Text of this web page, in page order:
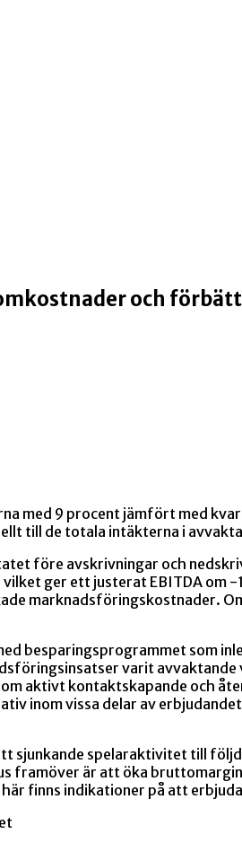
och
med 9 procent jämfört med
till de totala intäkterna i
före avskrivningar och
vilket ger ett justerat EBITDA
marknadsföringskostnader.
besparingsprogrammet som
varit
aktivt kontaktskapande och
inom vissa delar av
sjunkande spelaraktivitet till
framöver är att öka
finns indikationer på att